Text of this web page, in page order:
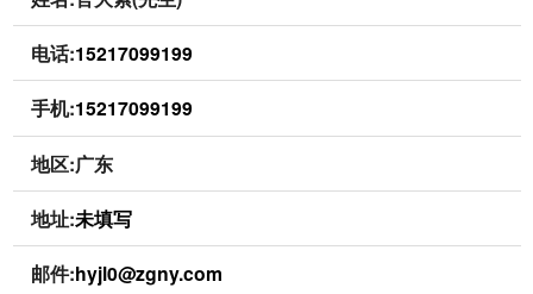
电话:15217099199
手机:15217099199
地区:广东
地址:未填写
邮件:hyjl0@zgny.com